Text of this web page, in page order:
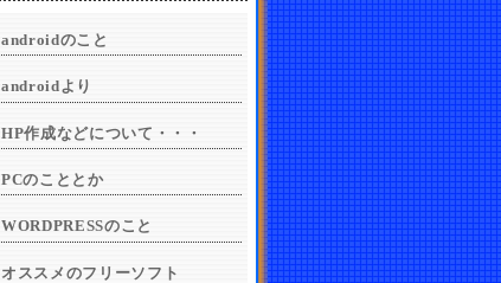
androidのこと
androidより
HP作成などについて・・・
PCのこととか
WORDPRESSのこと
オススメのフリーソフト